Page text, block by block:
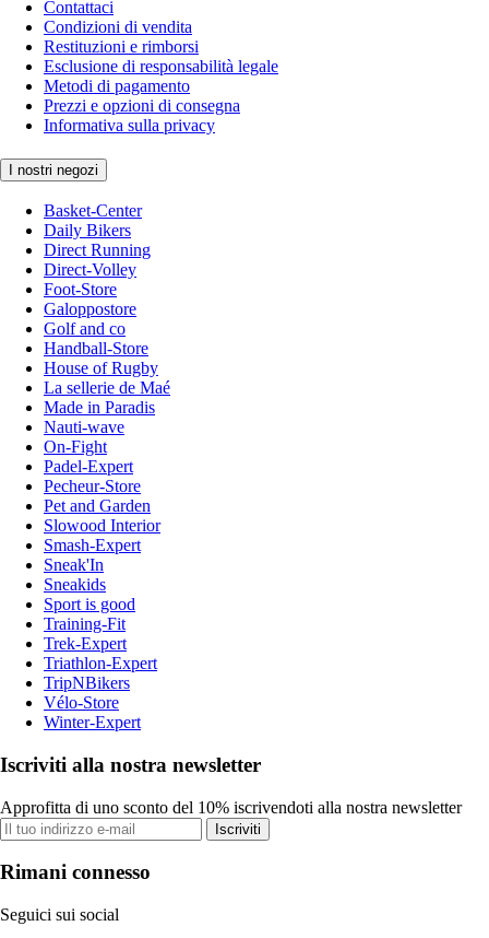
Contattaci
Condizioni di vendita
Restituzioni e rimborsi
Esclusione di responsabilità legale
Metodi di pagamento
Prezzi e opzioni di consegna
Informativa sulla privacy
I nostri negozi
Basket-Center
Daily Bikers
Direct Running
Direct-Volley
Foot-Store
Galoppostore
Golf and co
Handball-Store
House of Rugby
La sellerie de Maé
Made in Paradis
Nauti-wave
On-Fight
Padel-Expert
Pecheur-Store
Pet and Garden
Slowood Interior
Smash-Expert
Sneak'In
Sneakids
Sport is good
Training-Fit
Trek-Expert
Triathlon-Expert
TripNBikers
Vélo-Store
Winter-Expert
Iscriviti alla nostra newsletter
Approfitta di uno sconto del 10% iscrivendoti alla nostra newsletter
Iscriviti
Rimani connesso
Seguici sui social